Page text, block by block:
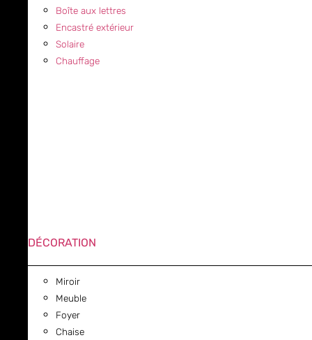
Boîte aux lettres
Encastré extérieur
Solaire
Chauffage
DÉCORATION
Miroir
Meuble
Foyer
Chaise